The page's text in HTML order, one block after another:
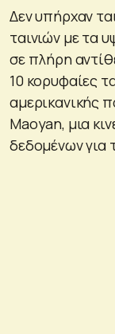
Δεν υπήρχαν
ταινιών με τα
σε πλήρη
10 κορυφαίες
αμερικανικής
Maoyan, μια
δεδομένων για